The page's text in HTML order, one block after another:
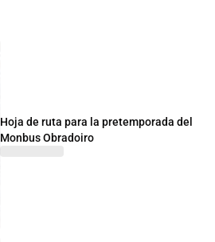
Hoja de ruta para la pretemporada del
Monbus Obradoiro